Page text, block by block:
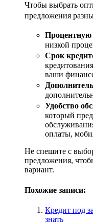
Чтобы выбрать
предложения
Процентную
низкой
Срок
ваши
Удобство
который
оплаты,
Не спешите с
предложения,
вариант.
Похожие записи:
Кредит под
знать